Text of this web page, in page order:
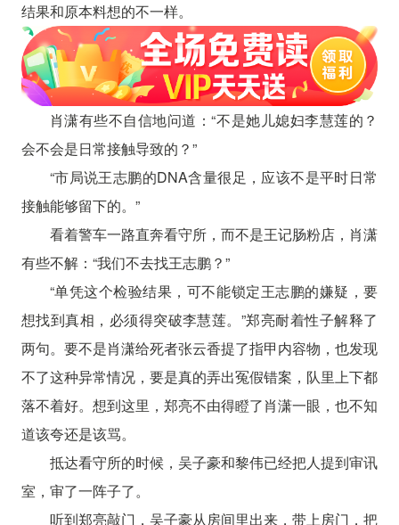
结果和原本料想的不一样。
肖潇有些不自信地问道：“不是她儿媳妇李慧莲的？
会不会是日常接触导致的？”
“市局说王志鹏的DNA含量很足，应该不是平时日常
接触能够留下的。”
看着警车一路直奔看守所，而不是王记肠粉店，肖潇
有些不解：“我们不去找王志鹏？”
“单凭这个检验结果，可不能锁定王志鹏的嫌疑，要
想找到真相，必须得突破李慧莲。”郑亮耐着性子解释了
两句。要不是肖潇给死者张云香提了指甲内容物，也发现
不了这种异常情况，要是真的弄出冤假错案，队里上下都
落不着好。想到这里，郑亮不由得瞪了肖潇一眼，也不知
道该夸还是该骂。
抵达看守所的时候，吴子豪和黎伟已经把人提到审讯
室，审了一阵子了。
听到郑亮敲门，吴子豪从房间里出来，带上房门，把